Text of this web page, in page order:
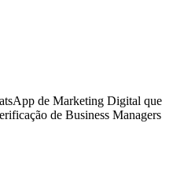
de Marketing Digital que
de Business Managers